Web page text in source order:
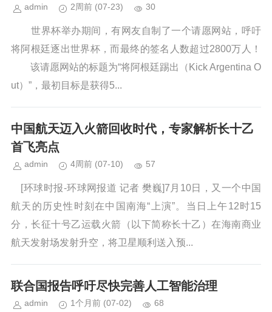
admin 2周前 (07-23) 30
世界杯举办期间，有网友自制了一个请愿网站，呼吁
将阿根廷逐出世界杯，而最终的签名人数超过2800万人！
该请愿网站的标题为“将阿根廷踢出（Kick Argentina O
ut）”，最初目标是获得5...
中国航天迈入火箭回收时代，专家解析长十乙
首飞亮点
admin 4周前 (07-10) 57
[环球时报-环球网报道 记者 樊巍]7月10日，又一个中国
航天的历史性时刻在中国南海“上演”。当日上午12时15
分，长征十号乙运载火箭（以下简称长十乙）在海南商业
航天发射场发射升空，将卫星顺利送入预...
联合国报告呼吁尽快完善人工智能治理
admin 1个月前 (07-02) 68